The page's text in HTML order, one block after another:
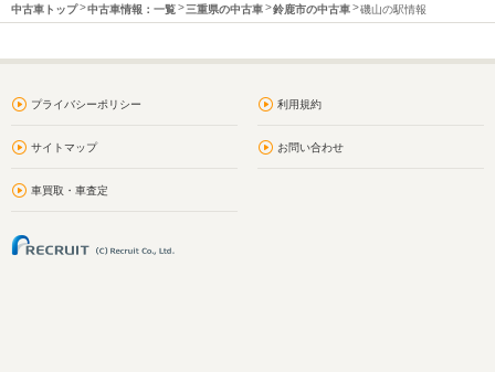
中古車トップ 中古車情報：一覧 三重県の中古車 鈴鹿市の中古車 磯山の駅情報
プライバシーポリシー 利用規約
サイトマップ お問い合わせ
車買取・車査定